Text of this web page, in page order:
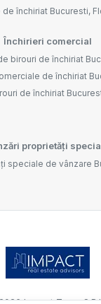
de închiriat Bucuresti,
Închirieri comercial
birouri de închiriat
de închiriat
de închiriat
proprietăți
speciale de vânzare
Impact Team